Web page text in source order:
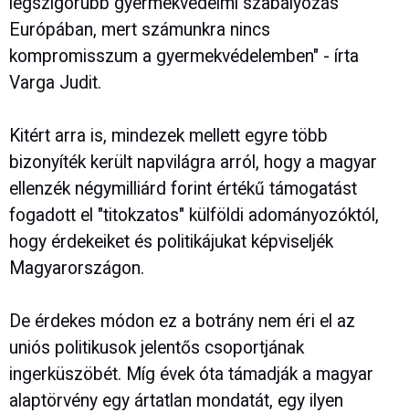
Európában, mert számunkra nincs
kompromisszum a gyermekvédelemben" - írta
Varga Judit.
Kitért arra is, mindezek mellett egyre több
bizonyíték került napvilágra arról, hogy a magyar
ellenzék négymilliárd forint értékű támogatást
fogadott el "titokzatos" külföldi adományozóktól,
hogy érdekeiket és politikájukat képviseljék
Magyarországon.
De érdekes módon ez a botrány nem éri el az
uniós politikusok jelentős csoportjának
ingerküszöbét. Míg évek óta támadják a magyar
alaptörvény egy ártatlan mondatát, egy ilyen